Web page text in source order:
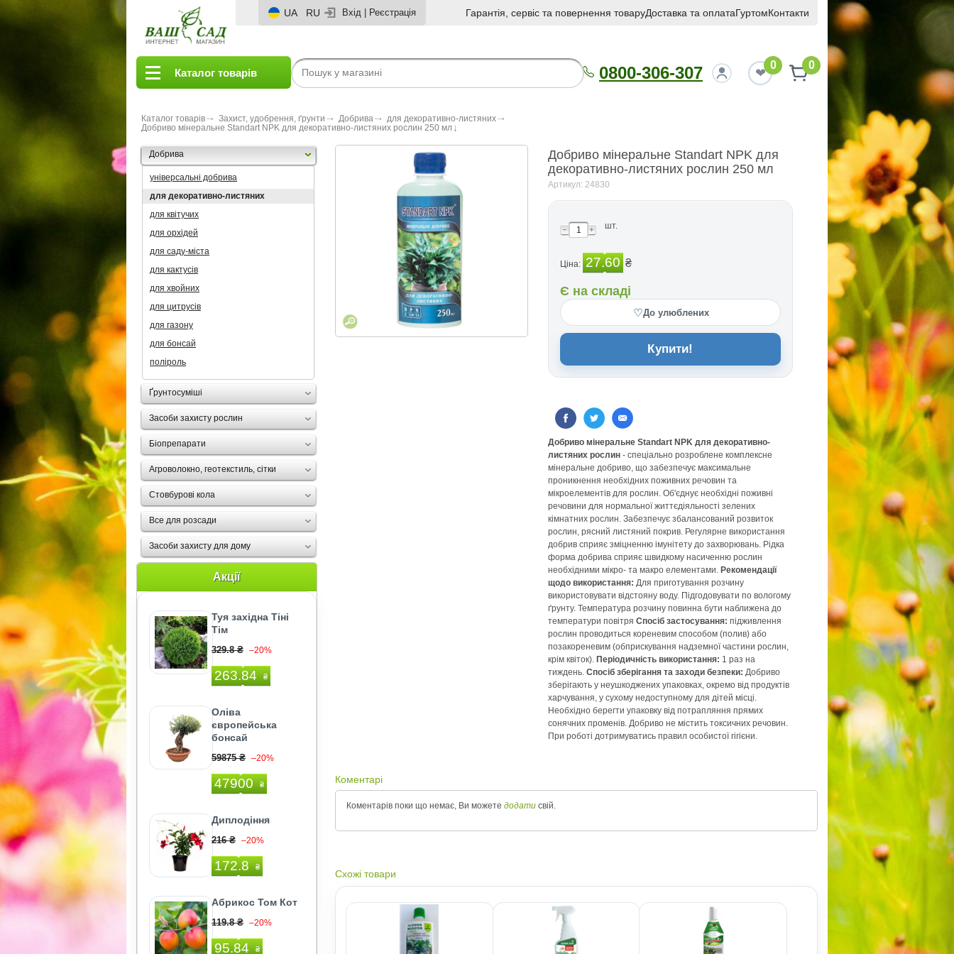
UA RU Вхід Реєстрація Гарантія, сервіс та повернення товаруДоставка та оплатаГуртомКонтакти
Каталог товарів 0800-306-307 0 0
Каталог товарів Захист, удобрення, ґрунти Добрива
для декоративно-листяних
Добриво мінеральне Standart NPK для декоративно-листяних рослин 250 мл
Добрива
універсальні добрива
для декоративно-листяних
для квітучих
для орхідей
для саду-міста
для кактусів
для хвойних
для цитрусів
для газону
для бонсай
поліроль
Ґрунтосуміші
Засоби захисту рослин
Біопрепарати
Агроволокно, геотекстиль, сітки
Стовбурові кола
Все для розсади
Засоби захисту для дому
Акції
Туя західна Тіні
Тім
329.8 ₴ –20%
263.84 ₴
Оліва
європейська
бонсай
59875 ₴ –20%
47900 ₴
Диплодіння
216 ₴ –20%
172.8 ₴
Абрикос Том Кот
119.8 ₴ –20%
95.84 ₴
Добриво мінеральне Standart NPK для
декоративно-листяних рослин 250 мл
Артикул: 24830
шт.
Ціна: 27.60 ₴
Є на складі
♡До улюблених
Купити!
Добриво мінеральне Standart NPK для декоративно-
листяних рослин - спеціально розроблене комплексне
мінеральне добриво, що забезпечує максимальне
проникнення необхідних поживних речовин та
мікроелементів для рослин. Об'єднує необхідні поживні
речовини для нормальної життєдіяльності зелених
кімнатних рослин. Забезпечує збалансований розвиток
рослин, рясний листяний покрив. Регулярне використання
добрив сприяє зміцненню імунітету до захворювань. Рідка
форма добрива сприяє швидкому насиченню рослин
необхідними мікро- та макро елементами. Рекомендації
щодо використання: Для приготування розчину
використовувати відстояну воду. Підгодовувати по вологому
ґрунту. Температура розчину повинна бути наближена до
температури повітря Спосіб застосування: підживлення
рослин проводиться кореневим способом (полив) або
позакореневим (обприскування надземної частини рослин,
крім квіток). Періодичність використання: 1 раз на
тиждень. Спосіб зберігання та заходи безпеки: Добриво
зберігають у неушкоджених упаковках, окремо від продуктів
харчування, у сухому недоступному для дітей місці.
Необхідно берегти упаковку від потрапляння прямих
сонячних променів. Добриво не містить токсичних речовин.
При роботі дотримуватись правил особистої гігієни.
Коментарі
Коментарів поки що немає, Ви можете додати свій.
Схожі товари